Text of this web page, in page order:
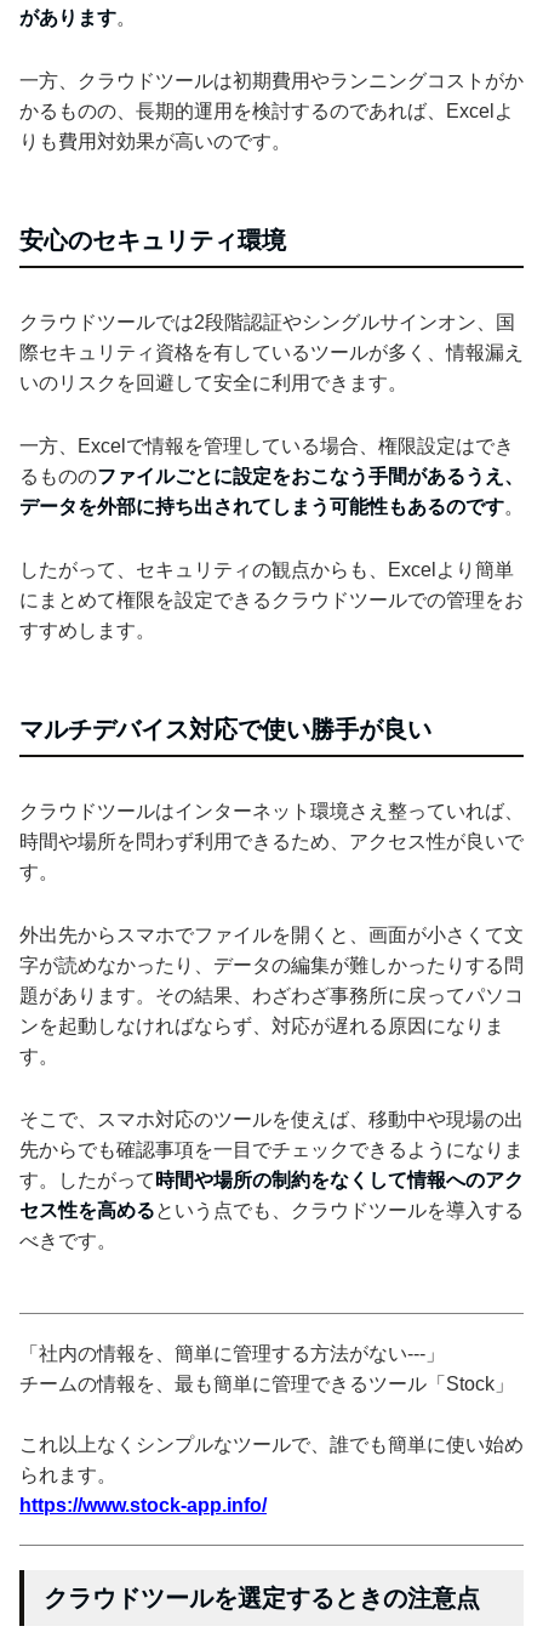
があります。
一方、クラウドツールは初期費用やランニングコストがか
かるものの、長期的運用を検討するのであれば、Excelよ
りも費用対効果が高いのです。
安心のセキュリティ環境
クラウドツールでは2段階認証やシングルサインオン、国
際セキュリティ資格を有しているツールが多く、情報漏え
いのリスクを回避して安全に利用できます。
一方、Excelで情報を管理している場合、権限設定はでき
るもののファイルごとに設定をおこなう手間があるうえ、
データを外部に持ち出されてしまう可能性もあるのです。
したがって、セキュリティの観点からも、Excelより簡単
にまとめて権限を設定できるクラウドツールでの管理をお
すすめします。
マルチデバイス対応で使い勝手が良い
クラウドツールはインターネット環境さえ整っていれば、
時間や場所を問わず利用できるため、アクセス性が良いで
す。
外出先からスマホでファイルを開くと、画面が小さくて文
字が読めなかったり、データの編集が難しかったりする問
題があります。その結果、わざわざ事務所に戻ってパソコ
ンを起動しなければならず、対応が遅れる原因になりま
す。
そこで、スマホ対応のツールを使えば、移動中や現場の出
先からでも確認事項を一目でチェックできるようになりま
す。したがって 時間や場所の制約をなくして情報へのアク
セス性を高めるという点でも、クラウドツールを導入する
べきです。
「社内の情報を、簡単に管理する方法がない---」
チームの情報を、最も簡単に管理できるツール「Stock」
これ以上なくシンプルなツールで、誰でも簡単に使い始め
られます。
https://www.stock-app.info/
クラウドツールを選定するときの注意点